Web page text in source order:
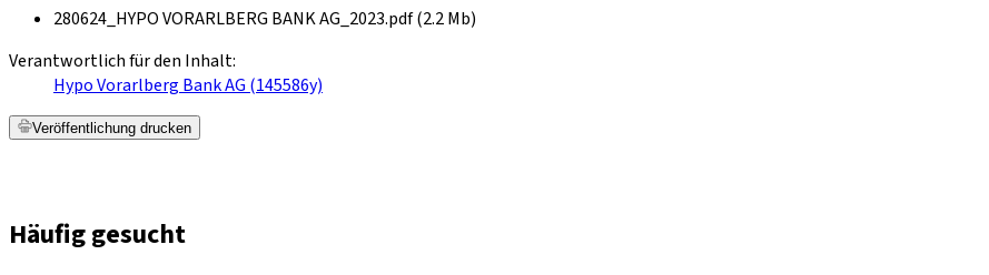
280624_HYPO VORARLBERG BANK AG_2023.pdf (2.2 Mb)
Verantwortlich für den Inhalt:
Hypo Vorarlberg Bank AG (145586y)
Veröffentlichung drucken
Häufig gesucht